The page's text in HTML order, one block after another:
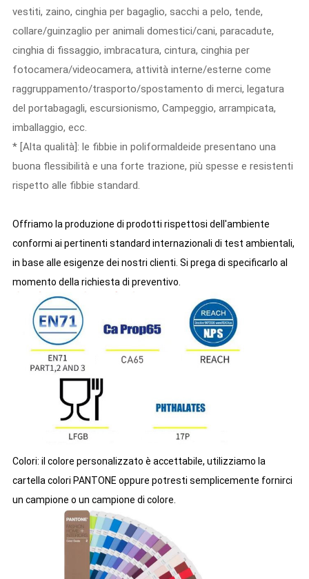
vestiti, zaino, cinghia per bagaglio, sacchi a pelo, tende,
collare/guinzaglio per animali domestici/cani, paracadute,
cinghia di fissaggio, imbracatura, cintura, cinghia per
fotocamera/videocamera, attività interne/esterne come
raggruppamento/trasporto/spostamento di merci, legatura
del portabagagli, escursionismo, Campeggio, arrampicata,
imballaggio, ecc.
* [Alta qualità]: le fibbie in poliformaldeide presentano una
buona flessibilità e una forte trazione, più spesse e resistenti
rispetto alle fibbie standard.
Offriamo la produzione di prodotti rispettosi dell'ambiente
conformi ai pertinenti standard internazionali di test ambientali,
in base alle esigenze dei nostri clienti. Si prega di specificarlo al
momento della richiesta di preventivo.
Colori: il colore personalizzato è accettabile, utilizziamo la
cartella colori PANTONE oppure potresti semplicemente fornirci
un campione o un campione di colore.